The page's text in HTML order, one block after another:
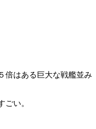
倍はある巨大な戦艦並み
ごい。